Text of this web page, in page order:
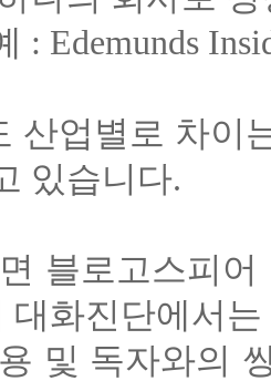
: Edemunds
산업별로 차이
있습니다.
블로고스피
대화진단에서
및 독자와의